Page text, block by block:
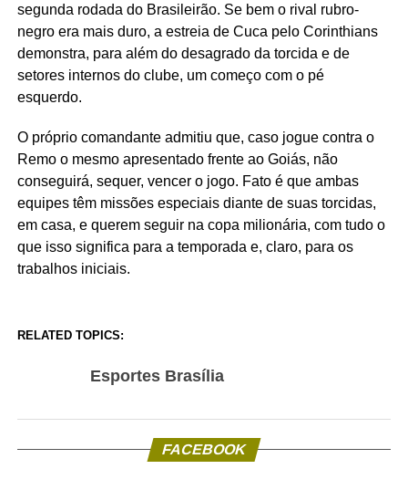
segunda rodada do Brasileirão. Se bem o rival rubro-
negro era mais duro, a estreia de Cuca pelo Corinthians
demonstra, para além do desagrado da torcida e de
setores internos do clube, um começo com o pé
esquerdo.
O próprio comandante admitiu que, caso jogue contra o
Remo o mesmo apresentado frente ao Goiás, não
conseguirá, sequer, vencer o jogo. Fato é que ambas
equipes têm missões especiais diante de suas torcidas,
em casa, e querem seguir na copa milionária, com tudo o
que isso significa para a temporada e, claro, para os
trabalhos iniciais.
RELATED TOPICS:
Esportes Brasília
FACEBOOK